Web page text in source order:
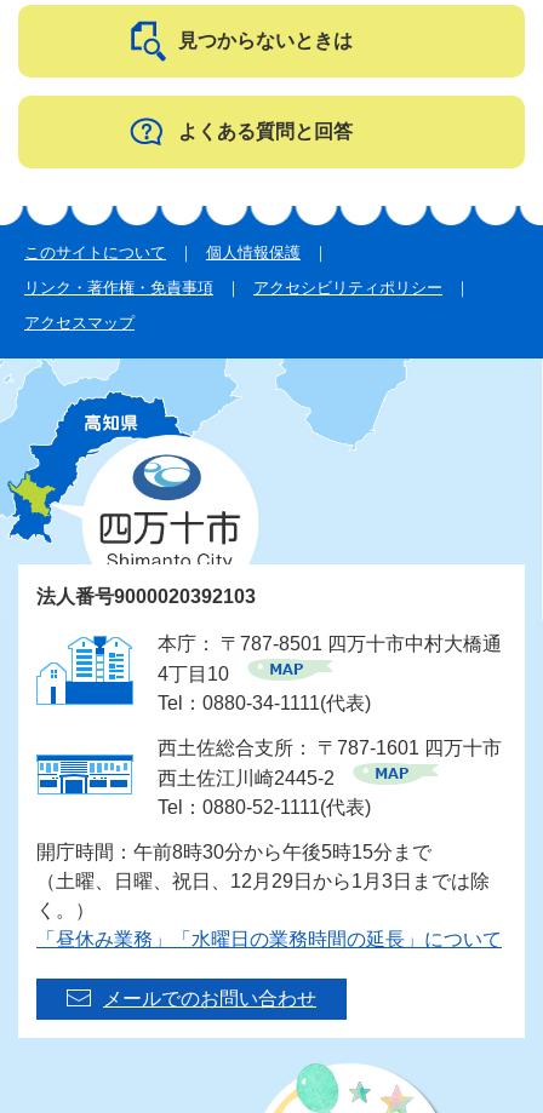
見つからないときは
よくある質問と回答
このサイトについて
個人情報保護
リンク・著作権・免責事項
アクセシビリティポリシー
アクセスマップ
法人番号9000020392103
本庁： 〒787-8501 四万十市中村大橋通
4丁目10
Tel：0880-34-1111(代表)
西土佐総合支所： 〒787-1601 四万十市
西土佐江川崎2445-2
Tel：0880-52-1111(代表)
開庁時間：午前8時30分から午後5時15分まで
（土曜、日曜、祝日、12月29日から1月3日までは除
く。）
「昼休み業務」「水曜日の業務時間の延長」について
メールでのお問い合わせ